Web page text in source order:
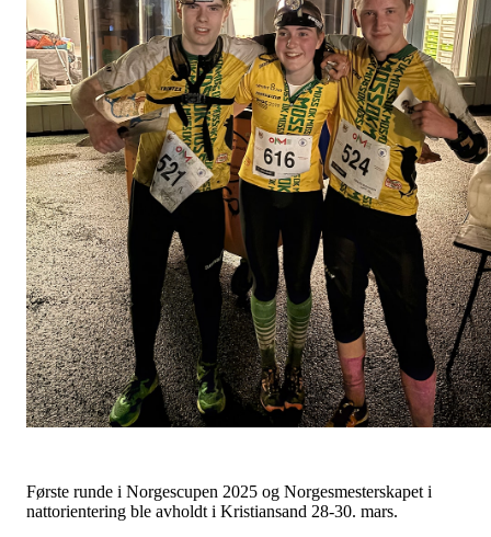
Første runde i Norgescupen 2025 og Norgesmesterskapet i
nattorientering ble avholdt i Kristiansand 28-30. mars.